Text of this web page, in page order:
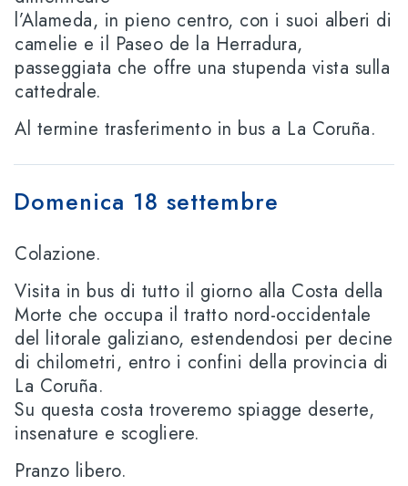
l’Alameda, in pieno centro, con i suoi alberi di
camelie e il Paseo de la Herradura,
passeggiata che offre una stupenda vista sulla
cattedrale.
Al termine trasferimento in bus a La Coruña.
Domenica 18 settembre
Colazione.
Visita in bus di tutto il giorno alla Costa della
Morte che occupa il tratto nord-occidentale
del litorale galiziano, estendendosi per decine
di chilometri, entro i confini della provincia di
La Coruña.
Su questa costa troveremo spiagge deserte,
insenature e scogliere.
Pranzo libero.